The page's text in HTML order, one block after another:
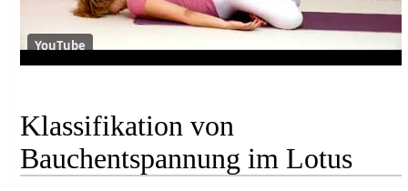
YouTube
Klassifikation von
Bauchentspannung im Lotus